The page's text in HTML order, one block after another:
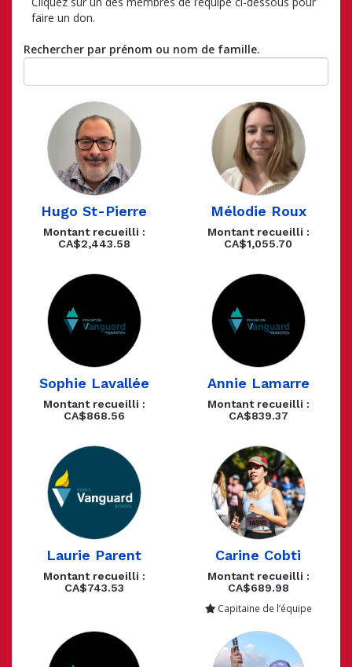
faire un don.
Rechercher par prénom ou nom de famille.
Hugo St-Pierre
Montant recueilli :
CA$2,443.58
Mélodie Roux
Montant recueilli :
CA$1,055.70
Sophie Lavallée
Montant recueilli :
CA$868.56
Annie Lamarre
Montant recueilli :
CA$839.37
Laurie Parent
Montant recueilli :
CA$743.53
Carine Cobti
Montant recueilli :
CA$689.98
Capitaine de l’équipe